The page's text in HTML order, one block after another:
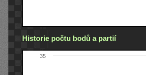
Historie počtu bodů a partií
35